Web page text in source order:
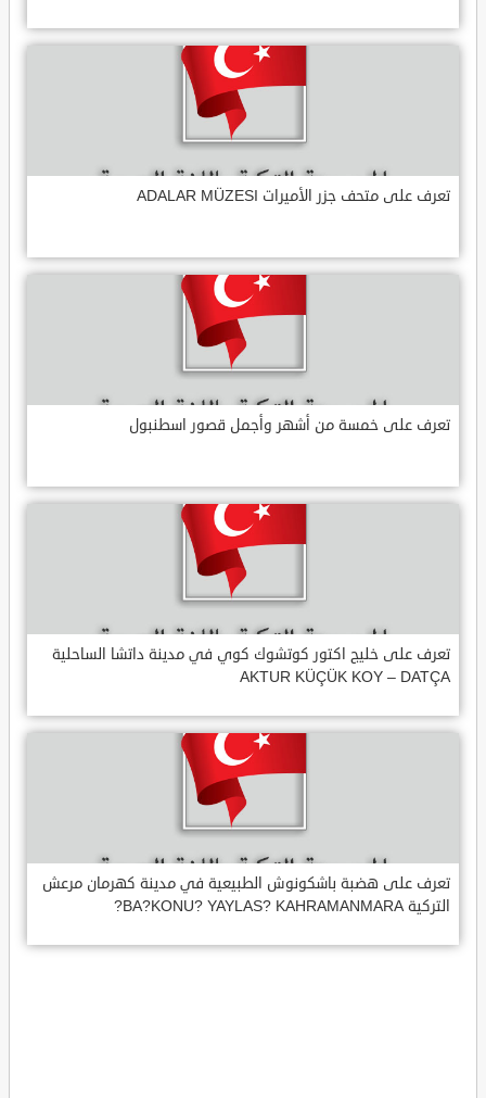
تعرف على متحف جزر الأميرات ADALAR MÜZESI
تعرف على خمسة من أشهر وأجمل قصور اسطنبول
تعرف على خليج اكتور كوتشوك كوي في مدينة داتشا الساحلية
AKTUR KÜÇÜK KOY – DATÇA
تعرف على هضبة باشكونوش الطبيعية في مدينة كهرمان مرعش
التركية BA?KONU? YAYLAS? KAHRAMANMARA?